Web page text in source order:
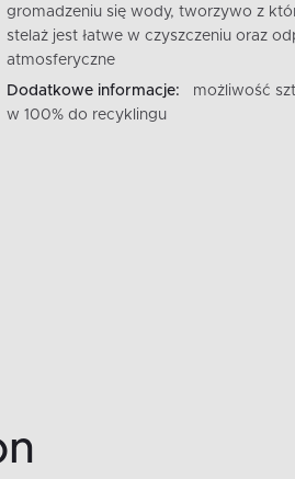
gromadzeniu się wody, tworzywo z
stelaż jest łatwe w czyszczeniu oraz
atmosferyczne
Dodatkowe informacje:
możliwość
w 100% do recyklingu